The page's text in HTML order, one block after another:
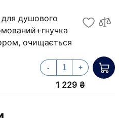
душового
очищається
1 229 ₴
- +